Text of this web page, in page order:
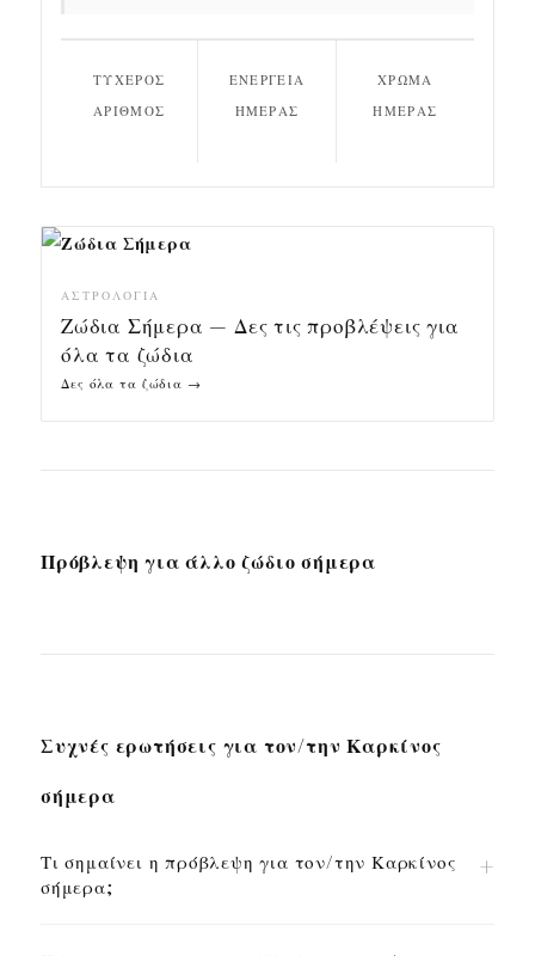
ΤΥΧΕΡΌΣ
ΑΡΙΘΜΌΣ
ΕΝΈΡΓΕΙΑ
ΗΜΈΡΑΣ
ΧΡΏΜΑ
ΗΜΈΡΑΣ
ΑΣΤΡΟΛΟΓΊΑ
Ζώδια Σήμερα — Δες τις προβλέψεις για
όλα τα ζώδια
Δες όλα τα ζώδια →
Πρόβλεψη για άλλο ζώδιο σήμερα
Συχνές ερωτήσεις για τον/την Καρκίνος
σήμερα
Τι σημαίνει η πρόβλεψη για τον/την Καρκίνος
σήμερα;